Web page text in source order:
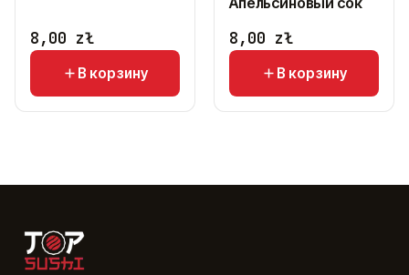
8,00 zł
В корзину
8,00 zł
В корзину